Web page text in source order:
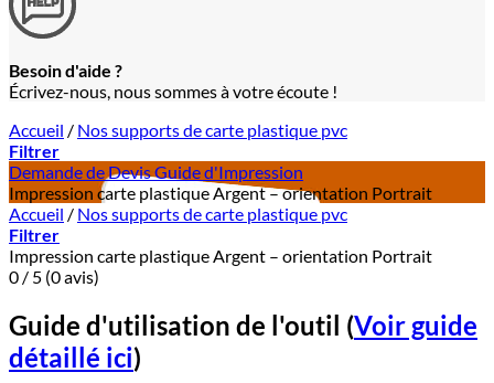
Besoin d'aide ?
Écrivez-nous, nous sommes à votre écoute !
Accueil / Nos supports de carte plastique pvc
Filtrer
Demande de DevisGuide d'Impression
Impression carte plastique Argent – orientation Portrait
Accueil / Nos supports de carte plastique pvc
Filtrer
Impression carte plastique Argent – orientation Portrait
0 / 5 (0 avis)
Guide d'utilisation de l'outil (Voir guide
détaillé ici)